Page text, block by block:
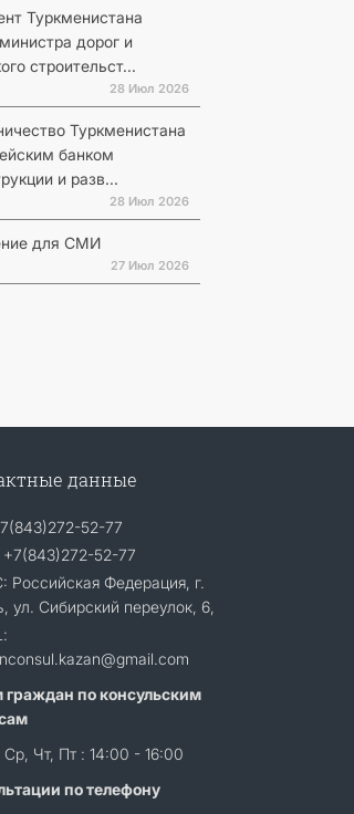
Туркменистана
дорог и
строительст...
28 Июл 2026
Туркменистана
банком
и разв...
28 Июл 2026
для СМИ
27 Июл 2026
данные
52-77
52-77
Российская Федерация, г.
ул. Сибирский переулок, 6,
граждан по консульским
Ср, Чт, Пт : 14:00 - 16:00
по телефону